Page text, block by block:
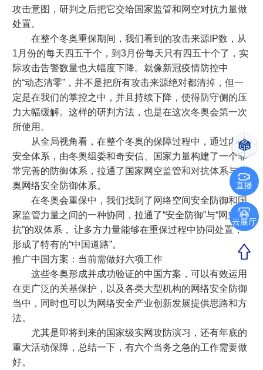
攻击意图，研判之后把它交给国家监管和网空对抗力量做
处置。
在整个冬奥重保期间，我们看到的攻击来源IP数，从
1月份的每天四五千个，到3月份每天只有四五十个了，实
际攻击告警数量也大幅度下降。就像新冠疫情防控中
的“动态清零”，并不是把所有攻击来源绝对都清掉，但一
定是在我们的掌控之中，并且持续下降，使得防守侧的压
力大幅缓解。这样的研判方法，也是在这次冬奥会第一次
所使用。
从全局视角看，在整个冬奥的保障过程中，通过内生
安全体系，由冬奥组委和奇安信、国家力量构建了一个非
常完善的防御体系，拉通了国家网空监管和对抗体系与冬
奥网络安全防御体系。
在冬奥会重保中，我们找到了网络空间安全防御和国
家监管力量之间的一种协同，拉通了“安全防御”与“网空对
抗”的双体系， 让多方力量能够在重保过程中协同处置，
形成了特有的“中国道路”。
推广中国方案：当前需做好六项工作
这些冬奥形成并成功验证的中国方案，可以有效运用
在更广泛的关基保护，以及各类大型机构的网络安全防御
当中，同时也可以为网络安全产业创新发展提供思路和方
法。
尤其是即将到来的国家级实网攻防演习，还有年底的
重大活动保障，总结一下，有六个当务之急的工作需要做
好。
直播
云展厅